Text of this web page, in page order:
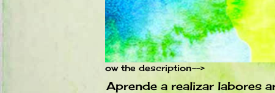
ow the description-->
Aprende a realizar labores